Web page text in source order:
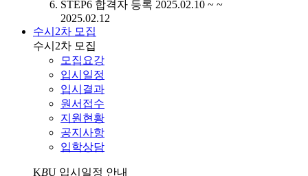
STEP6 합격자 등록 2025.02.10 ~ ~
2025.02.12
수시2차 모집
수시2차 모집
모집요강
입시일정
입시결과
원서접수
지원현황
공지사항
입학상담
KBU 입시일정 안내